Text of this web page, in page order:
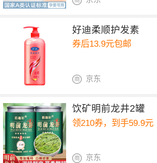
好迪柔顺护发素
券后13.9元包邮
京东
饮矿明前龙井2罐
领210券，到手59.9元
京东